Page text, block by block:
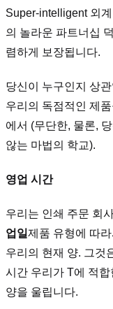
Super-intelligent 외
의 놀라운 파트너십
렴하게 보장됩니다.
당신이 누구인지 상
우리의 독점적인 제
에서 (무단한, 물론,
않는 마법의 학교).
영업 시간
우리는 인쇄 주문 회
업일제품 유형에 따
우리의 현재 양. 그것
시간 우리가 T에 적
양을 울립니다.